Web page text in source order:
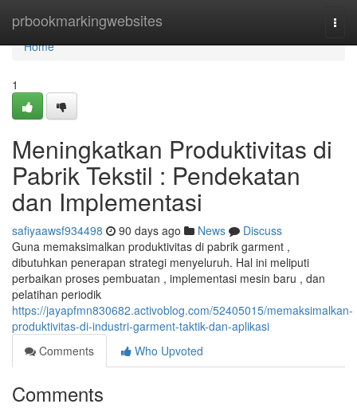
prbookmarkingwebsites
Home
Home
1
Meningkatkan Produktivitas di
Pabrik Tekstil : Pendekatan
dan Implementasi
safiyaawsf934498 90 days ago News
Discuss
Guna memaksimalkan produktivitas di pabrik garment ,
dibutuhkan penerapan strategi menyeluruh. Hal ini meliputi
perbaikan proses pembuatan , implementasi mesin baru , dan
pelatihan periodik
https://jayapfmn830682.activoblog.com/52405015/memaksimalkan-
produktivitas-di-industri-garment-taktik-dan-aplikasi
Comments
Who Upvoted
Comments